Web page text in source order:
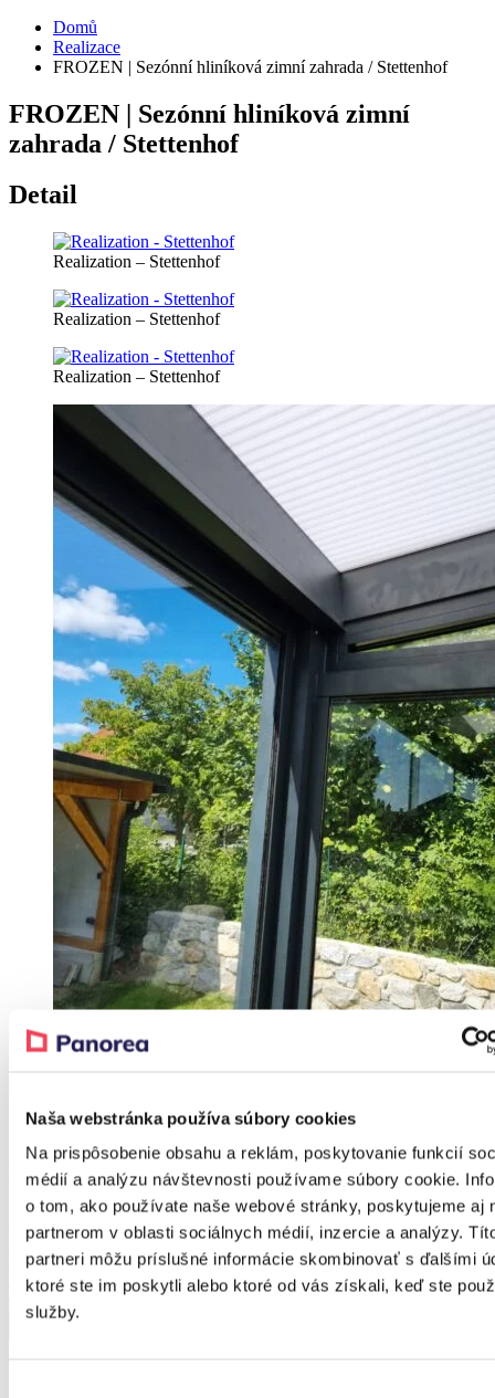
Naša webstránka používa súbory cookies
Na prispôsobenie obsahu a reklám, poskytovanie funkcií
médií a analýzu návštevnosti používame súbory cookie.
o tom, ako používate naše webové stránky, poskytujeme aj
partnerom v oblasti sociálnych médií, inzercie a analýzy.
partneri môžu príslušné informácie skombinovať s ďalšími
ktoré ste im poskytli alebo ktoré od vás získali, keď ste
služby.
Domů
Realizace
FROZEN | Sezónní hliníková zimní zahrada / Stettenhof
FROZEN | Sezónní hliníková zimní
zahrada / Stettenhof
Detail
Realization – Stettenhof
Realization – Stettenhof
Realization – Stettenhof
Realization – Stettenhof
Produkt z realizace
Sleva 38 %
FROZEN
Sezónní hliníková zimní zahrada
Kč Od